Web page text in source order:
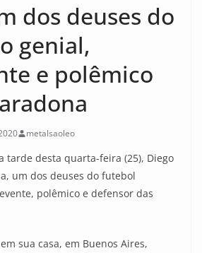
dos deuses do
genial,
e polêmico
metalsaoleo
tarde desta quarta-feira (25), Diego
um dos deuses do futebol
polêmico e defensor das
sua casa, em Buenos Aires,